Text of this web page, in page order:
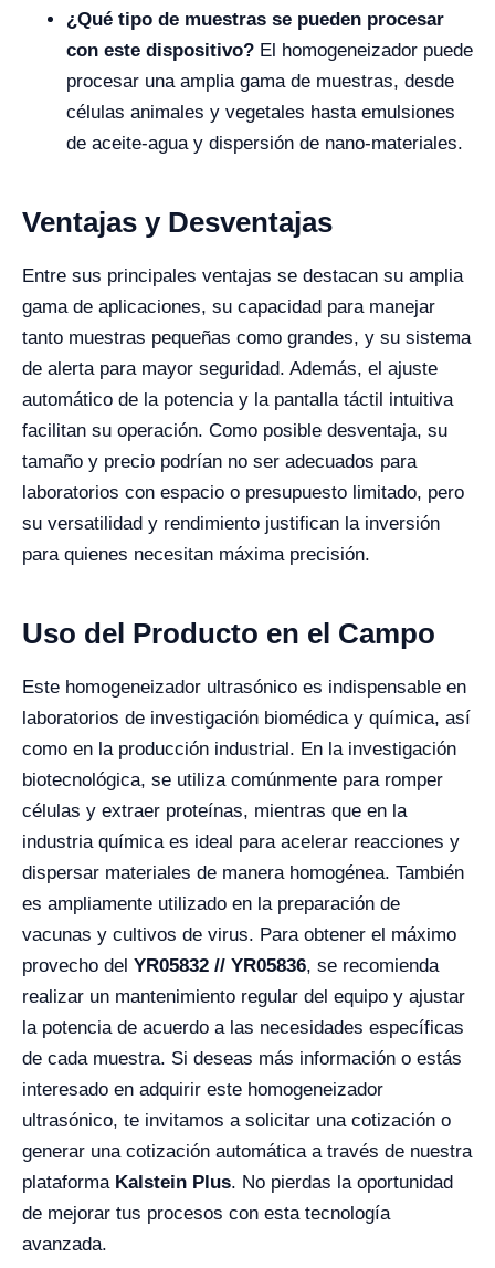
¿Qué tipo de muestras se pueden procesar
con este dispositivo? El homogeneizador puede
procesar una amplia gama de muestras, desde
células animales y vegetales hasta emulsiones
de aceite-agua y dispersión de nano-materiales.
Ventajas y Desventajas
Entre sus principales ventajas se destacan su amplia
gama de aplicaciones, su capacidad para manejar
tanto muestras pequeñas como grandes, y su sistema
de alerta para mayor seguridad. Además, el ajuste
automático de la potencia y la pantalla táctil intuitiva
facilitan su operación. Como posible desventaja, su
tamaño y precio podrían no ser adecuados para
laboratorios con espacio o presupuesto limitado, pero
su versatilidad y rendimiento justifican la inversión
para quienes necesitan máxima precisión.
Uso del Producto en el Campo
Este homogeneizador ultrasónico es indispensable en
laboratorios de investigación biomédica y química, así
como en la producción industrial. En la investigación
biotecnológica, se utiliza comúnmente para romper
células y extraer proteínas, mientras que en la
industria química es ideal para acelerar reacciones y
dispersar materiales de manera homogénea. También
es ampliamente utilizado en la preparación de
vacunas y cultivos de virus. Para obtener el máximo
provecho del YR05832 // YR05836, se recomienda
realizar un mantenimiento regular del equipo y ajustar
la potencia de acuerdo a las necesidades específicas
de cada muestra. Si deseas más información o estás
interesado en adquirir este homogeneizador
ultrasónico, te invitamos a solicitar una cotización o
generar una cotización automática a través de nuestra
plataforma Kalstein Plus. No pierdas la oportunidad
de mejorar tus procesos con esta tecnología
avanzada.